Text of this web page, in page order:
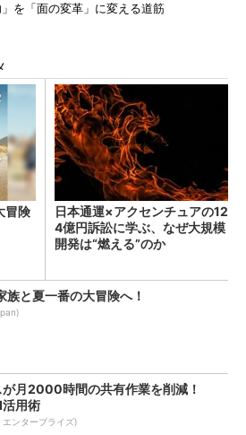
」を「面の変革」に変える道筋
冒険
日本通運×アクセンチュアの12
4億円訴訟に学ぶ、なぜ大規模
開発は“燃える”のか
族と夏一番の大冒険へ！
が月2000時間の共有作業を削減！
用術
エンタープライズ)